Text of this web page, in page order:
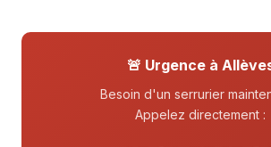
🚨 Urgence à
Besoin d'un serrurier
Appelez directement :